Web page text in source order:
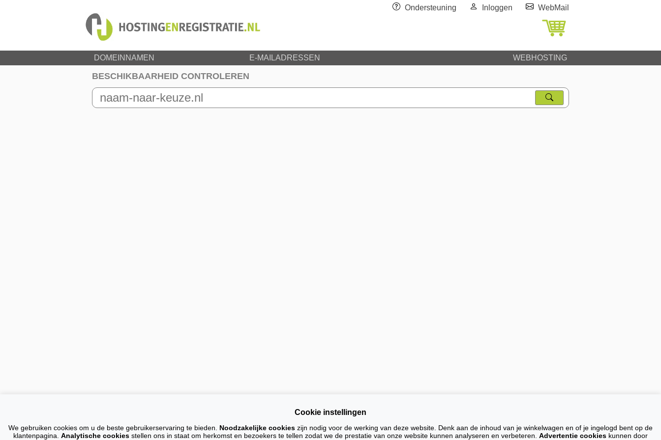
Ondersteuning Inloggen WebMail
DOMEINNAMEN E-MAILADRESSEN WEBHOSTING
BESCHIKBAARHEID CONTROLEREN
Op al onze leveringen en diensten zijn de algemene voorwaarden en privacy verklaring van toepassing.
Domeinnamen E-mail diensten Website Contact
Cookie instellingen
We gebruiken cookies om u de beste gebruikerservaring te bieden. Noodzakelijke cookies zijn nodig voor de werking van deze website. Denk aan de inhoud van je winkelwagen en of je ingelogd bent op de
klantenpagina. Analytische cookies stellen ons in staat om herkomst en bezoekers te tellen zodat we de prestatie van onze website kunnen analyseren en verbeteren. Advertentie cookies kunnen door